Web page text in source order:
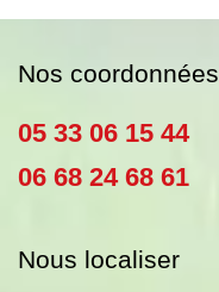
Nos coordonnées
05 33 06 15 44
06 68 24 68 61
Nous localiser